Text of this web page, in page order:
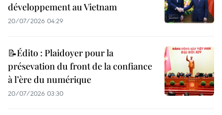
développement au Vietnam
20/07/2026 04:29
📝Édito : Plaidoyer pour la
présevation du front de la confiance
à l’ère du numérique
20/07/2026 03:30